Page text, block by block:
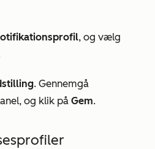
, og vælg
. Gennemgå
og klik på Gem.